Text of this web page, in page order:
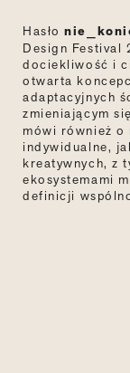
Hasło
Design Festival
dociekliwość i
otwarta
adaptacyjnych
zmieniającym
mówi również o
indywidualne,
kreatywnych, z
ekosystemami
definicji